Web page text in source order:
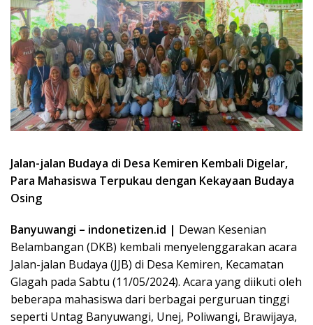
Jalan-jalan Budaya di Desa Kemiren Kembali Digelar,
Para Mahasiswa Terpukau dengan Kekayaan Budaya
Osing
Banyuwangi – indonetizen.id | Dewan Kesenian
Belambangan (DKB) kembali menyelenggarakan acara
Jalan-jalan Budaya (JJB) di Desa Kemiren, Kecamatan
Glagah pada Sabtu (11/05/2024). Acara yang diikuti oleh
beberapa mahasiswa dari berbagai perguruan tinggi
seperti Untag Banyuwangi, Unej, Poliwangi, Brawijaya,